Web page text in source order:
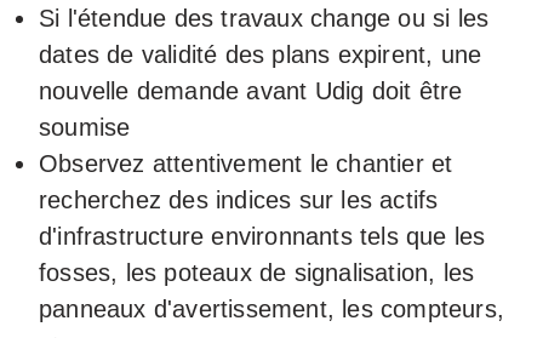
Si l'étendue des travaux change ou si les
dates de validité des plans expirent, une
nouvelle demande avant Udig doit être
soumise
Observez attentivement le chantier et
recherchez des indices sur les actifs
d'infrastructure environnants tels que les
fosses, les poteaux de signalisation, les
panneaux d'avertissement, les compteurs,